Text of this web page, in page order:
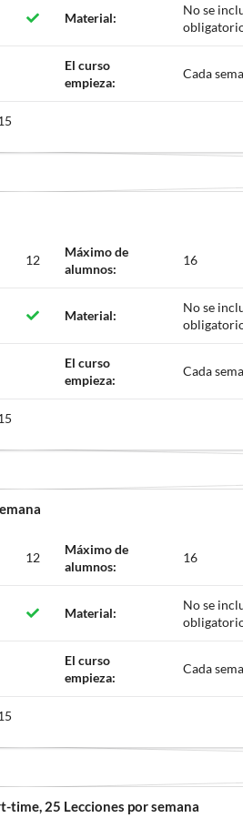
Material:
No se
El curso
empieza:
Cada
12
Máximo de
alumnos:
16
Material:
No se
El curso
empieza:
Cada
12
Máximo de
alumnos:
16
Material:
No se
El curso
empieza:
Cada
time, 25 Lecciones por semana